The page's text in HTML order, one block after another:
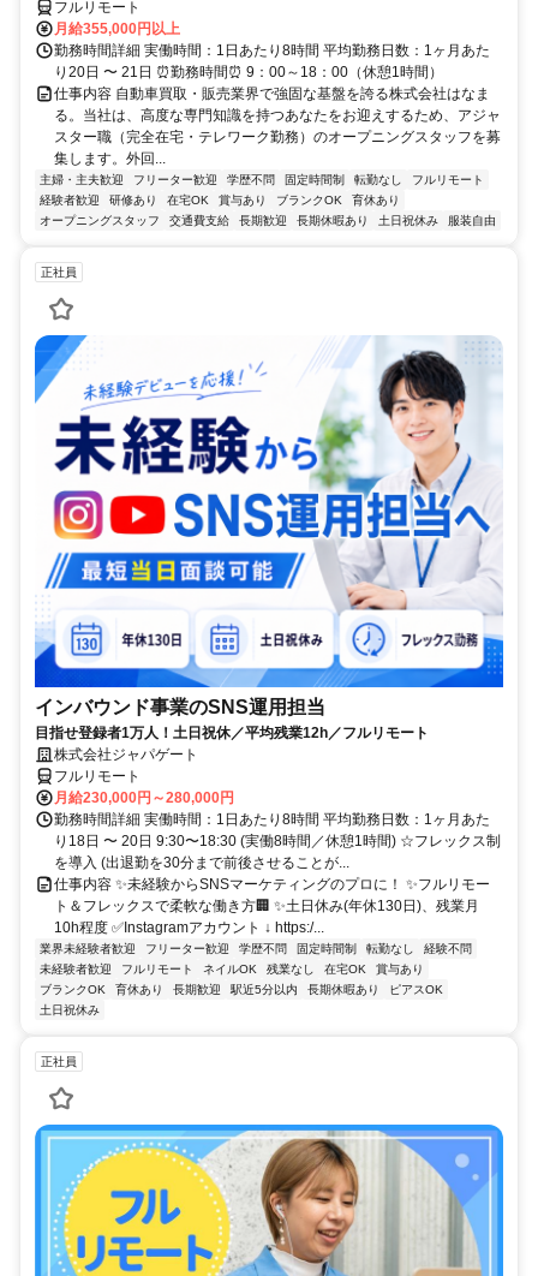
フルリモート
月給355,000円以上
勤務時間詳細 実働時間：1日あたり8時間 平均勤務日数：1ヶ月あた
り20日 〜 21日 ⏰勤務時間⏰ 9：00～18：00（休憩1時間）
仕事内容 自動車買取・販売業界で強固な基盤を誇る株式会社はなま
る。当社は、高度な専門知識を持つあなたをお迎えするため、アジャ
スター職（完全在宅・テレワーク勤務）のオープニングスタッフを募
集します。外回...
主婦・主夫歓迎 フリーター歓迎 学歴不問 固定時間制 転勤なし
フルリモート
経験者歓迎
研修あり 在宅OK 賞与あり ブランクOK
育休あり
オープニングスタッフ
交通費支給 長期歓迎 長期休暇あり 土日祝休み 服装自由
正社員
インバウンド事業のSNS運用担当
目指せ登録者1万人！土日祝休／平均残業12h／フルリモート
株式会社ジャパゲート
フルリモート
月給230,000円～280,000円
勤務時間詳細 実働時間：1日あたり8時間 平均勤務日数：1ヶ月あた
り18日 〜 20日 9:30〜18:30 (実働8時間／休憩1時間) ☆フレックス制
を導入 (出退勤を30分まで前後させることが...
仕事内容 ✨未経験からSNSマーケティングのプロに！ ✨フルリモー
ト＆フレックスで柔軟な働き方🏢 ✨土日休み(年休130日)、残業月
10h程度 ✅Instagramアカウント ↓ https:/...
業界未経験者歓迎 フリーター歓迎 学歴不問 固定時間制 転勤なし
経験不問
未経験者歓迎
フルリモート ネイルOK 残業なし 在宅OK
賞与あり
ブランクOK
育休あり 長期歓迎 駅近5分以内 長期休暇あり
ピアスOK
土日祝休み
正社員